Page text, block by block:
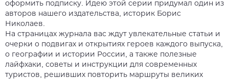
оформить подписку. Идею этой серии придумал один из
авторов нашего издательства, историк Борис
Николаев.
На страницах журнала вас ждут увлекательные статьи и
очерки о подвигах и открытиях героев каждого выпуска,
о географии и истории России, а также полезные
лайфхаки, советы и инструкции для современных
туристов, решивших повторить маршруты великих